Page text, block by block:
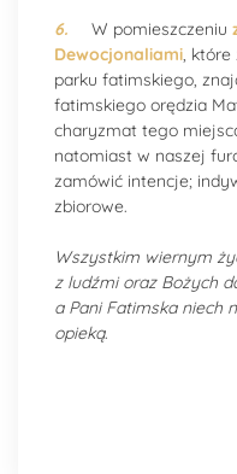
6. W pomieszczeniu
Dewocjonaliami, które
parku fatimskiego,
fatimskiego orędzia
charyzmat tego
natomiast w naszej
zamówić intencje;
zbiorowe.
Wszystkim wiernym
z ludźmi oraz Bożych
a Pani Fatimska niech
opieką.